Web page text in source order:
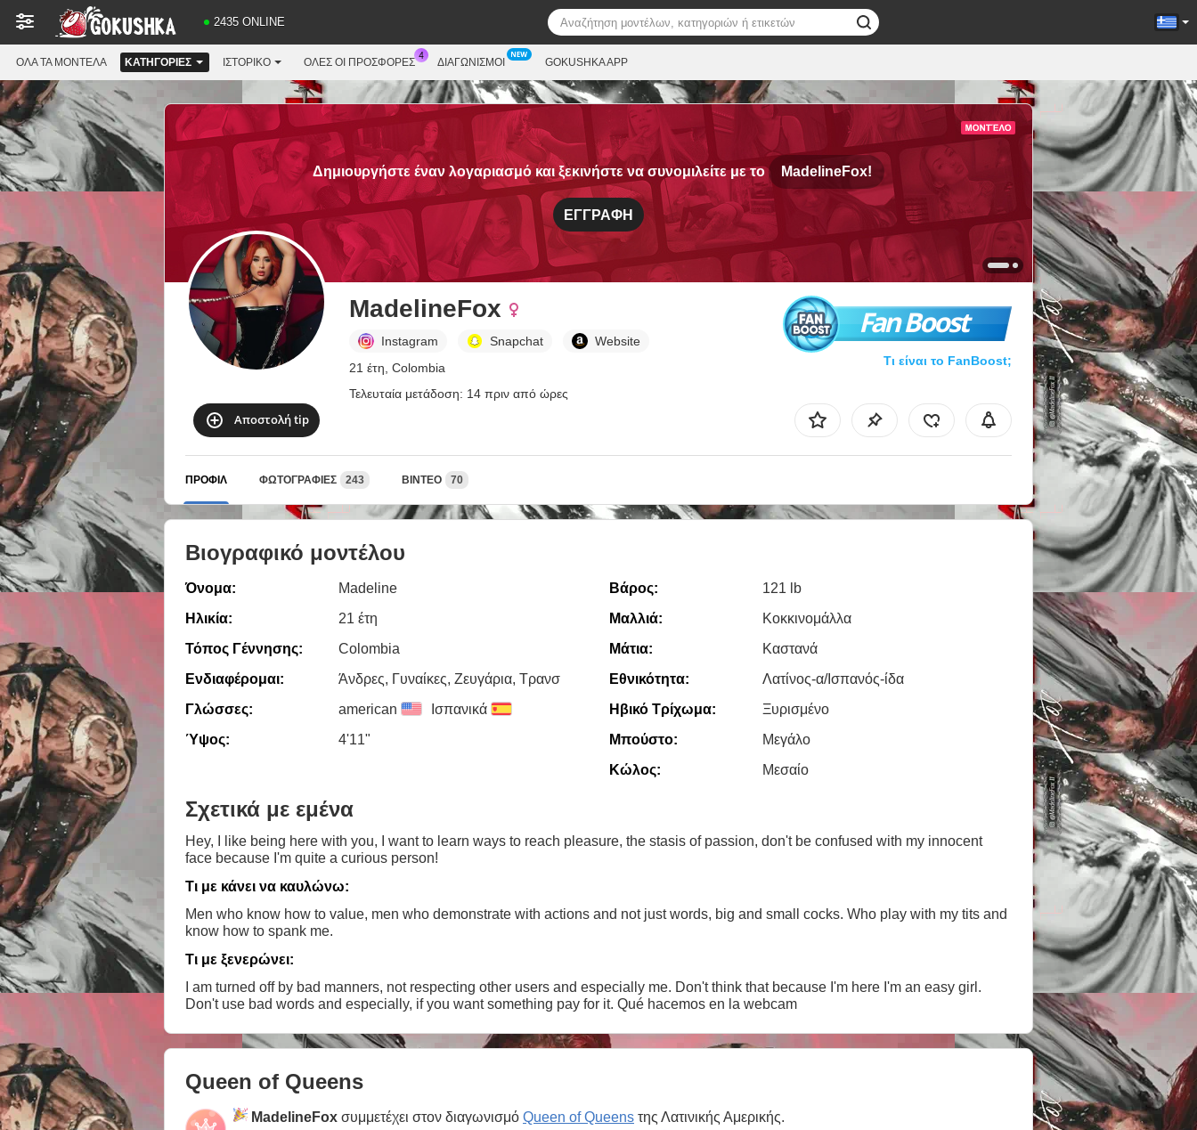
2435 ONLINE
ΌΛΑ ΤΑ ΜΟΝΤΈΛΑ ΚΑΤΗΓΟΡΊΕΣ ΙΣΤΟΡΙΚΌ ΟΛΕΣ ΟΙ ΠΡΟΣΦΟΡΕΣ ΔΙΑΓΩΝΙΣΜΟΊ GOKUSHKA APP
Δημιουργήστε έναν λογαριασμό και ξεκινήστε να συνομιλείτε με το MadelineFox!
ΕΓΓΡΑΦΉ
MadelineFox
Instagram Snapchat
Website
21 έτη, Colombia
Τελευταία μετάδοση: 14 πριν από ώρες
Fan Boost
Τι είναι το FanBoost;
Αποστολή tip
ΠΡΟΦΊΛ ΦΩΤΟΓΡΑΦΊΕΣ 243 ΒΊΝΤΕΟ 70
Βιογραφικό μοντέλου
Όνομα:
Madeline
Ηλικία:
21 έτη
Τόπος Γέννησης:
Colombia
Ενδιαφέρομαι:
Άνδρες, Γυναίκες, Zευγάρια, Τρανσ
Γλώσσες:
american Ισπανικά
Ύψος: 4'11"
Βάρος:
121 lb
Μαλλιά:
Κοκκινομάλλα
Μάτια:
Καστανά
Εθνικότητα:
Λατίνος-α/Ισπανός-ίδα
Ηβικό Τρίχωμα:
Ξυρισμένο
Μπούστο:
Μεγάλο
Κώλος:
Μεσαίο
Σχετικά με εμένα
Hey, I like being here with you, I want to learn ways to reach pleasure, the stasis of passion, don't be confused with my innocent
face because I'm quite a curious person!
Τι με κάνει να καυλώνω:
Men who know how to value, men who demonstrate with actions and not just words, big and small cocks. Who play with my tits and
know how to spank me.
Τι με ξενερώνει:
I am turned off by bad manners, not respecting other users and especially me. Don't think that because I'm here I'm an easy girl.
Don't use bad words and especially, if you want something pay for it. Qué hacemos en la webcam
Queen of Queens
MadelineFox συμμετέχει στον διαγωνισμό Queen of Queens της Λατινικής Αμερικής.